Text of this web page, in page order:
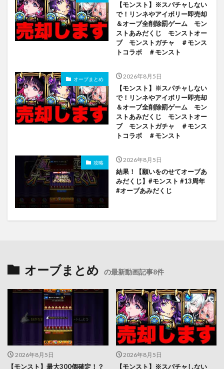
【モンスト】※スパチャしない
で！リンネやアイボリー即売却
＆オーブ全削除罰ゲーム モン
ストあみだくじ モンストオー
ブ モンストガチャ ＃モンス
トコラボ ＃モンスト
オーブまとめ 2026年8月5日
【モンスト】※スパチャしない
で！リンネやアイボリー即売却
＆オーブ全削除罰ゲーム モン
ストあみだくじ モンストオー
ブ モンストガチャ ＃モンス
トコラボ ＃モンスト
攻略 2026年8月5日
結果！【願いをのせてオーブあ
みだくじ】#モンスト #13周年
#オーブあみだくじ
オーブまとめ の最新動画記事8件
2026年8月5日
【モンスト】最大300個確定！？
2026年8月5日
【モンスト】※スパチャしない